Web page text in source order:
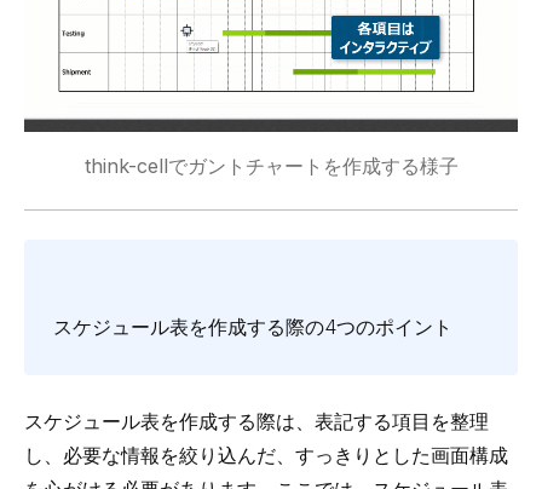
think-cellでガントチャートを作成する様子
スケジュール表を作成する際の4つのポイント
スケジュール表を作成する際は、表記する項目を整理
し、必要な情報を絞り込んだ、すっきりとした画面構成